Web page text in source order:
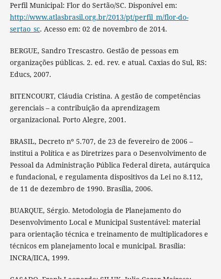
Perfil Municipal: Flor do Sertão/SC. Disponível em:
http://www.atlasbrasil.org.br/2013/pt/perfil_m/flor-do-
sertao_sc. Acesso em: 02 de novembro de 2014.
BERGUE, Sandro Trescastro. Gestão de pessoas em
organizações públicas. 2. ed. rev. e atual. Caxias do Sul, RS:
Educs, 2007.
BITENCOURT, Cláudia Cristina. A gestão de competências
gerenciais – a contribuição da aprendizagem
organizacional. Porto Alegre, 2001.
BRASIL, Decreto nº 5.707, de 23 de fevereiro de 2006 –
institui a Política e as Diretrizes para o Desenvolvimento de
Pessoal da Administração Pública Federal direta, autárquica
e fundacional, e regulamenta dispositivos da Lei no 8.112,
de 11 de dezembro de 1990. Brasília, 2006.
BUARQUE, Sérgio. Metodologia de Planejamento do
Desenvolvimento Local e Municipal Sustentável: material
para orientação técnica e treinamento de multiplicadores e
técnicos em planejamento local e municipal. Brasília:
INCRA/IICA, 1999.